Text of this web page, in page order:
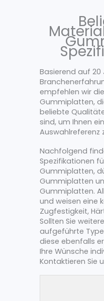
Basierend auf 20
empfehlen wir
Gummiplatten,
beliebte
sind, um Ihnen
Auswahlreferenz
Nachfolgend
Spezifikationen
Gummiplatten,
Gummiplatten
Gummiplatten.
und weisen eine
Zugfestigkeit,
Sollten Sie
aufgeführte
diese ebenfalls
Ihre Wünsche
Kontaktieren Sie